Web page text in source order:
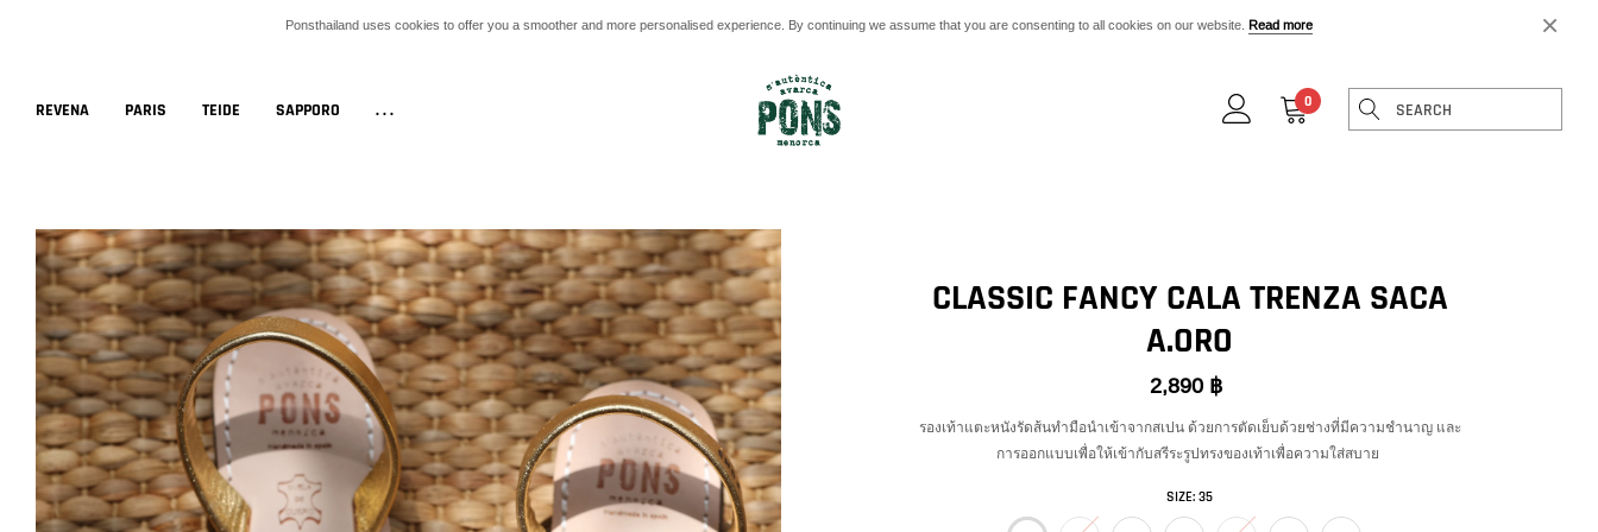
×
Ponsthailand uses cookies to offer you a smoother and more personalised experience. By continuing we assume that you are consenting to all cookies on our website. Read more
REVENA PARIS TEIDE SAPPORO ... 0
CLASSIC FANCY CALA TRENZA SACA
A.ORO
2,890 ฿
รองเท้าแตะหนังรัดส้นทำมือนำเข้าจากสเปน ด้วยการตัดเย็บด้วยช่างที่มีความชำนาญ และ
การออกแบบเพื่อให้เข้ากับสรีระรูปทรงของเท้าเพื่อความใส่สบาย
SIZE: 35